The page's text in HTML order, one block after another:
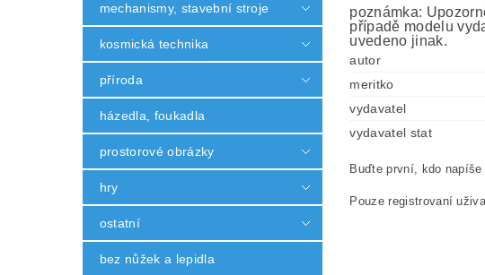
mechanismy, stavební stroje
kosmická technika
příroda
házedla, foukadla
prostorové obrázky
hry
ostatní
bez nůžek a lepidla
poznámka:
případě modelu
uvedeno jinak.
autor
meritko
vydavatel
vydavatel stat
Buďte první, kdo
Pouze registrovaní